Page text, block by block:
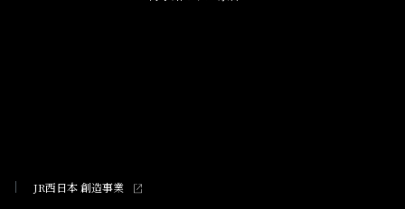
JR西日本 創造事業